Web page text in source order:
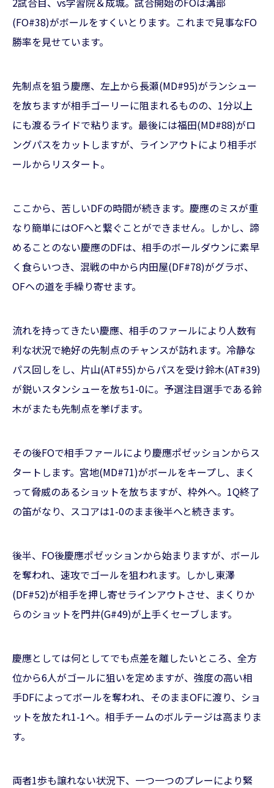
(FO#38)がボールをすくいとります。これまで見事なFO
勝率を見せています。
先制点を狙う慶應、左上から長瀬(MD#95)がランシュー
を放ちますが相手ゴーリーに阻まれるものの、1分以上
にも渡るライドで粘ります。最後には福田(MD#88)がロ
ングパスをカットしますが、ラインアウトにより相手ボ
ールからリスタート。
ここから、苦しいDFの時間が続きます。慶應のミスが重
なり簡単にはOFへと繋ぐことができません。しかし、諦
めることのない慶應のDFは、相手のボールダウンに素早
く食らいつき、混戦の中から内田屋(DF#78)がグラボ、
OFヘの道を手繰り寄せます。
流れを持ってきたい慶應、相手のファールにより人数有
利な状況で絶好の先制点のチャンスが訪れます。冷静な
パス回しをし、片山(AT#55)からパスを受け鈴木(AT#39)
が鋭いスタンシューを放ち1-0に。予選注目選手である鈴
木がまたも先制点を挙げます。
その後FOで相手ファールにより慶應ポゼッションからス
タートします。宮地(MD#71)がボールをキープし、まく
って脅威のあるショットを放ちますが、枠外へ。1Q終了
の笛がなり、スコアは1-0のまま後半へと続きます。
後半、FO後慶應ポゼッションから始まりますが、ボール
を奪われ、速攻でゴールを狙われます。しかし東澤
(DF#52)が相手を押し寄せラインアウトさせ、まくりか
らのショットを門井(G#49)が上手くセーブします。
慶應としては何としてでも点差を離したいところ、全方
位から6人がゴールに狙いを定めますが、強度の高い相
手DFによってボールを奪われ、そのままOFに渡り、ショ
ットを放たれ1-1へ。相手チームのボルテージは高まりま
す。
両者1歩も譲れない状況下、一つ一つのプレーにより緊